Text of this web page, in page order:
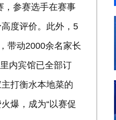
，参赛选手在赛事
度评价。此外，5
带动2000余名家长
内宾馆已全部订
打衡水本地菜的
爆，成为“以赛促